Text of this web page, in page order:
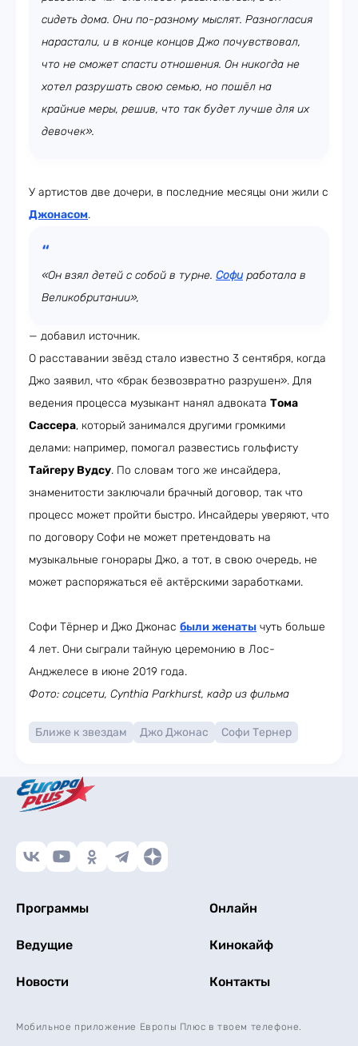
сидеть дома. Они по-разному мыслят. Разногласия
нарастали, и в конце концов Джо почувствовал,
что не сможет спасти отношения. Он никогда не
хотел разрушать свою семью, но пошёл на
крайние меры, решив, что так будет лучше для их
девочек».
У артистов две дочери, в последние месяцы они жили с
Джонасом.
«Он взял детей с собой в турне. Софиработала в
Великобритании»,
— добавил источник.
О расставании звёзд стало известно 3 сентября, когда
Джо заявил, что «брак безвозвратно разрушен». Для
ведения процесса музыкант нанял адвоката Тома
Сассера, который занимался другими громкими
делами: например, помогал развестись гольфисту
Тайгеру Вудсу. По словам того же инсайдера,
знаменитости заключали брачный договор, так что
процесс может пройти быстро. Инсайдеры уверяют, что
по договору Софи не может претендовать на
музыкальные гонорары Джо, а тот, в свою очередь, не
может распоряжаться её актёрскими заработками.
Софи Тёрнер и Джо Джонас были женаты чуть больше
4 лет. Они сыграли тайную церемонию в Лос-
Анджелесе в июне 2019 года.
Фото: соцсети, Cynthia Parkhurst, кадр из фильма
Ближе к звездам Джо Джонас Софи Тернер
Программы Онлайн
Ведущие Кинокайф
Новости Контакты
Мобильное приложение Европы Плюс в твоем телефоне.